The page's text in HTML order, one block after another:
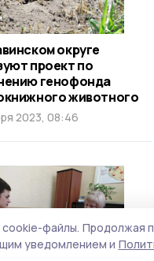
округе
проект по
генофонда
животного
2023, 08:46
файлы. Продолжая
уведомлением и